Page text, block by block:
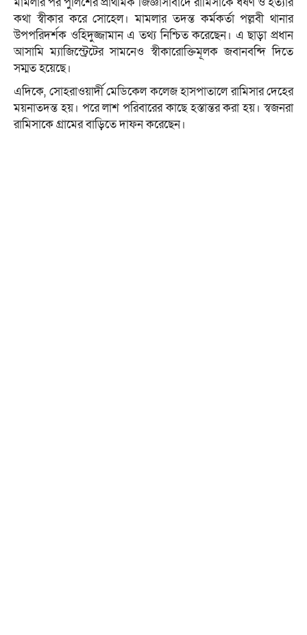
কথা স্বীকার করে সোহেল। মামলার তদন্ত কর্মকর্তা পল্লবী থানার
উপপরিদর্শক ওহিদুজ্জামান এ তথ্য নিশ্চিত করেছেন। এ ছাড়া প্রধান
আসামি ম্যাজিস্ট্রেটের সামনেও স্বীকারোক্তিমূলক জবানবন্দি দিতে
সম্মত হয়েছে।
এদিকে, সোহরাওয়ার্দী মেডিকেল কলেজ হাসপাতালে রামিসার দেহের
ময়নাতদন্ত হয়। পরে লাশ পরিবারের কাছে হস্তান্তর করা হয়। স্বজনরা
রামিসাকে গ্রামের বাড়িতে দাফন করেছেন।